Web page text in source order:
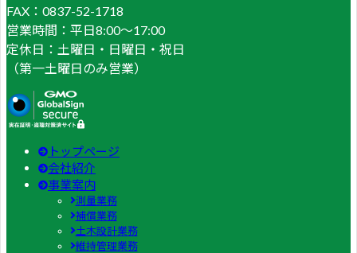
FAX：0837-52-1718
営業時間：平日8:00～17:00
定休日：土曜日・日曜日・祝日
（第一土曜日のみ営業）
トップページ
会社紹介
事業案内
測量業務
補償業務
土木設計業務
維持管理業務